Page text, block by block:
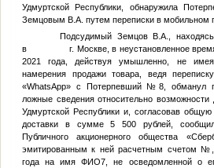
Удмуртской Республики, обнаружила
Земцовым В.А. путем переписки в мобильном
Подсудимый Земцов В.А.
,
в г. Москве, в неустановленное время,
2021 года, действуя умышленно, не
намерения продажи товара, ведя
«WhatsApp» с
Потерпевший №8 , обманул
ложные сведения относительно возможности
Удмуртской Республики и, согласовав
доставки в сумме 5 500 рублей,
Публичного акционерного общества
эмитированным к ней расчетным счетом №
года на имяФИО7 , не осведомленной о